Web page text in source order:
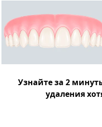
Узнайте за 2
удаления